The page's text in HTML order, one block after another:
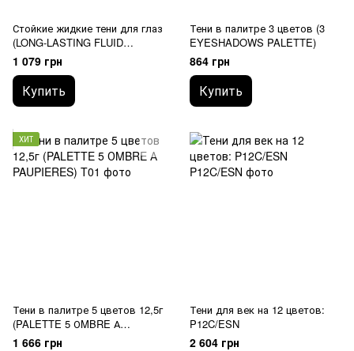
Стойкие жидкие тени для глаз
(LONG-LASTING FLUID
EYESHADOW)
1 079 грн
Купить
Тени в палитре 3 цветов (3
EYESHADOWS PALETTE)
864 грн
Купить
ХИТ
Тени в палитре 5 цветов 12,5г
(PALETTE 5 ОMBRE А
PAUPIERES)
1 666 грн
Тени для век на 12 цветов:
P12C/ESN
2 604 грн